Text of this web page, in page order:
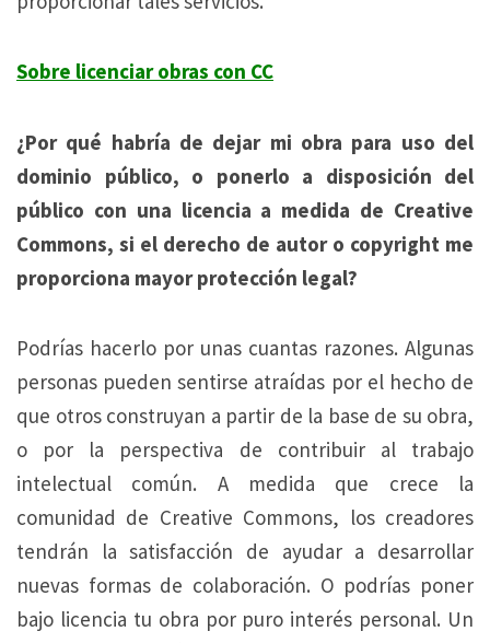
Sobre licenciar obras con CC
¿Por qué habría de dejar mi obra para uso del
dominio público, o ponerlo a disposición del
público con una licencia a medida de Creative
Commons, si el derecho de autor o copyright me
proporciona mayor protección legal?
Podrías hacerlo por unas cuantas razones. Algunas
personas pueden sentirse atraídas por el hecho de
que otros construyan a partir de la base de su obra,
o por la perspectiva de contribuir al trabajo
intelectual común. A medida que crece la
comunidad de Creative Commons, los creadores
tendrán la satisfacción de ayudar a desarrollar
nuevas formas de colaboración. O podrías poner
bajo licencia tu obra por puro interés personal. Un